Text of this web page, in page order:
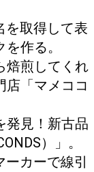
を取得して表
作る。
焙煎してくれ
店「マメココ
発見！新古品
）」。
ーカーで線引